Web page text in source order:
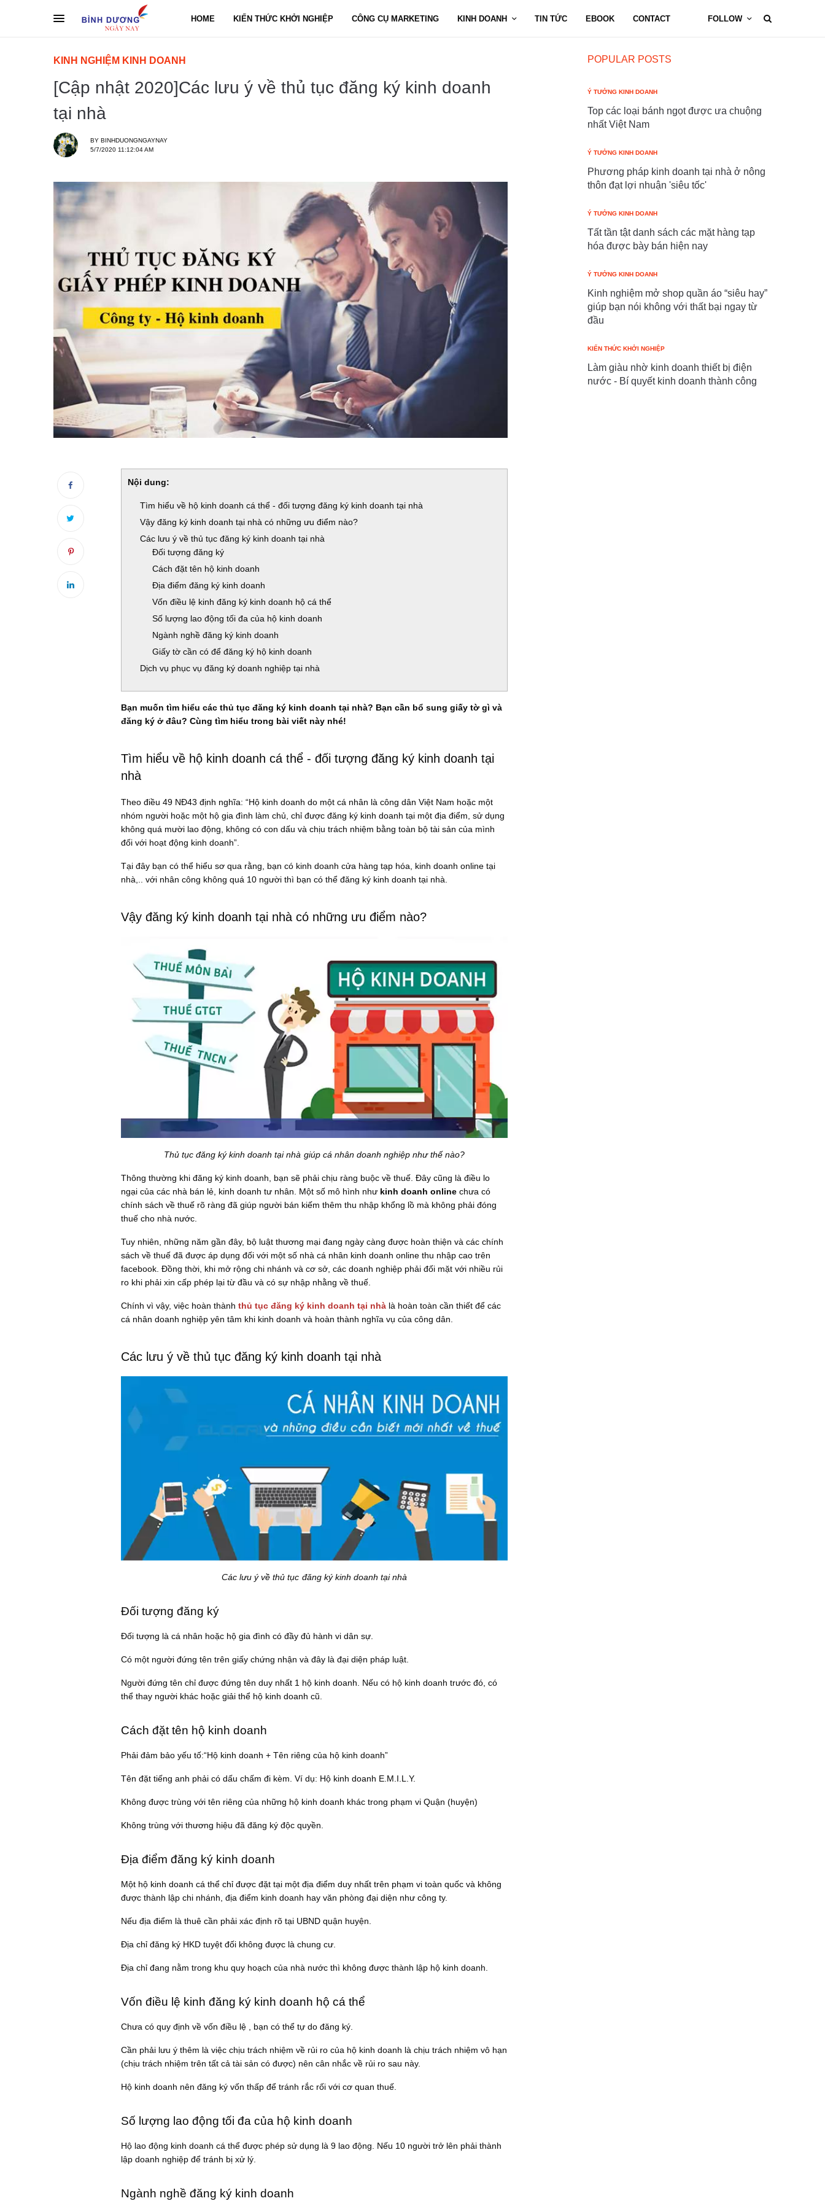
HOME KIẾN THỨC KHỞI NGHIỆP CÔNG CỤ MARKETING KINH DOANH TIN TỨC EBOOK CONTACT FOLLOW
KINH NGHIỆM KINH DOANH
[Cập nhật 2020]Các lưu ý về thủ tục đăng ký kinh doanh
tại nhà
BY BINHDUONGNGAYNAY
5/7/2020 11:12:04 AM
Nội dung:
Tìm hiểu về hộ kinh doanh cá thể - đối tượng đăng ký kinh doanh tại nhà
Vậy đăng ký kinh doanh tại nhà có những ưu điểm nào?
Các lưu ý về thủ tục đăng ký kinh doanh tại nhà
Đối tượng đăng ký
Cách đặt tên hộ kinh doanh
Địa điểm đăng ký kinh doanh
Vốn điều lệ kinh đăng ký kinh doanh hộ cá thể
Số lượng lao động tối đa của hộ kinh doanh
Ngành nghề đăng ký kinh doanh
Giấy tờ cần có để đăng ký hộ kinh doanh
Dịch vụ phục vụ đăng ký doanh nghiệp tại nhà
Bạn muốn tìm hiểu các thủ tục đăng ký kinh doanh tại nhà? Bạn cần bổ sung giấy tờ gì và
đăng ký ở đâu? Cùng tìm hiểu trong bài viết này nhé!
Tìm hiểu về hộ kinh doanh cá thể - đối tượng đăng ký kinh doanh tại
nhà
Theo điều 49 NĐ43 định nghĩa: “Hộ kinh doanh do một cá nhân là công dân Việt Nam hoặc một
nhóm người hoặc một hộ gia đình làm chủ, chỉ được đăng ký kinh doanh tại một địa điểm, sử dụng
không quá mười lao động, không có con dấu và chịu trách nhiệm bằng toàn bộ tài sản của mình
đối với hoạt động kinh doanh”.
Tại đây bạn có thể hiểu sơ qua rằng, bạn có kinh doanh cửa hàng tạp hóa, kinh doanh online tại
nhà,.. với nhân công không quá 10 người thì bạn có thể đăng ký kinh doanh tại nhà.
Vậy đăng ký kinh doanh tại nhà có những ưu điểm nào?
Thủ tục đăng ký kinh doanh tại nhà giúp cá nhân doanh nghiệp như thế nào?
Thông thường khi đăng ký kinh doanh, bạn sẽ phải chịu ràng buộc về thuế. Đây cũng là điều lo
ngại của các nhà bán lẻ, kinh doanh tư nhân. Một số mô hình như kinh doanh online chưa có
chính sách về thuế rõ ràng đã giúp người bán kiếm thêm thu nhập khổng lồ mà không phải đóng
thuế cho nhà nước.
Tuy nhiên, những năm gần đây, bộ luật thương mại đang ngày càng được hoàn thiện và các chính
sách về thuế đã được áp dụng đối với một số nhà cá nhân kinh doanh online thu nhập cao trên
facebook. Đồng thời, khi mở rộng chi nhánh và cơ sở, các doanh nghiệp phải đối mặt với nhiều rủi
ro khi phải xin cấp phép lại từ đầu và có sự nhập nhằng về thuế.
Chính vì vậy, việc hoàn thànhthủ tục đăng ký kinh doanh tại nhà là hoàn toàn cần thiết để các
cá nhân doanh nghiệp yên tâm khi kinh doanh và hoàn thành nghĩa vụ của công dân.
Các lưu ý về thủ tục đăng ký kinh doanh tại nhà
Các lưu ý về thủ tục đăng ký kinh doanh tại nhà
Đối tượng đăng ký
Đối tượng là cá nhân hoặc hộ gia đình có đầy đủ hành vi dân sự.
Có một người đứng tên trên giấy chứng nhận và đây là đại diện pháp luật.
Người đứng tên chỉ được đứng tên duy nhất 1 hộ kinh doanh. Nếu có hộ kinh doanh trước đó, có
thể thay người khác hoặc giải thể hộ kinh doanh cũ.
Cách đặt tên hộ kinh doanh
Phải đảm bảo yếu tố:“Hộ kinh doanh + Tên riêng của hộ kinh doanh”
Tên đặt tiếng anh phải có dấu chấm đi kèm. Ví dụ: Hộ kinh doanh E.M.I.L.Y.
Không được trùng với tên riêng của những hộ kinh doanh khác trong phạm vi Quận (huyện)
Không trùng với thương hiệu đã đăng ký độc quyền.
Địa điểm đăng ký kinh doanh
Một hộ kinh doanh cá thể chỉ được đặt tại một địa điểm duy nhất trên phạm vi toàn quốc và không
được thành lập chi nhánh, địa điểm kinh doanh hay văn phòng đại diện như công ty.
Nếu địa điểm là thuê cần phải xác định rõ tại UBND quận huyện.
Địa chỉ đăng ký HKD tuyệt đối không được là chung cư.
Địa chỉ đang nằm trong khu quy hoạch của nhà nước thì không được thành lập hộ kinh doanh.
Vốn điều lệ kinh đăng ký kinh doanh hộ cá thể
Chưa có quy định về vốn điều lệ , bạn có thể tự do đăng ký.
Cần phải lưu ý thêm là việc chịu trách nhiệm về rủi ro của hộ kinh doanh là chịu trách nhiệm vô hạn
(chịu trách nhiệm trên tất cả tài sản có được) nên cân nhắc về rủi ro sau này.
Hộ kinh doanh nên đăng ký vốn thấp để tránh rắc rối với cơ quan thuế.
Số lượng lao động tối đa của hộ kinh doanh
Hộ lao động kinh doanh cá thể được phép sử dụng là 9 lao động. Nếu 10 người trở lên phải thành
lập doanh nghiệp để tránh bị xử lý.
Ngành nghề đăng ký kinh doanh
POPULAR POSTS
Ý TƯỞNG KINH DOANH
Top các loại bánh ngọt được ưa chuộng
nhất Việt Nam
Ý TƯỞNG KINH DOANH
Phương pháp kinh doanh tại nhà ở nông
thôn đạt lợi nhuận 'siêu tốc'
Ý TƯỞNG KINH DOANH
Tất tần tật danh sách các mặt hàng tạp
hóa được bày bán hiện nay
Ý TƯỞNG KINH DOANH
Kinh nghiệm mở shop quần áo “siêu hay”
giúp bạn nói không với thất bại ngay từ
đầu
KIẾN THỨC KHỞI NGHIỆP
Làm giàu nhờ kinh doanh thiết bị điện
nước - Bí quyết kinh doanh thành công